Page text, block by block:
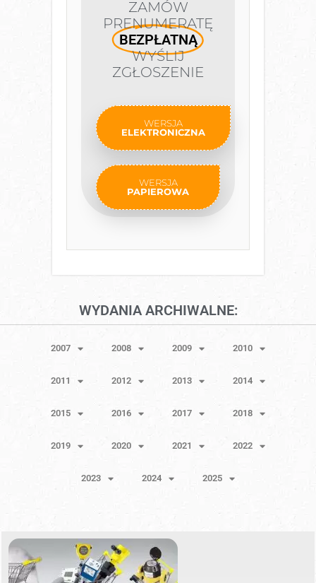
ZAMÓW
PRENUMERATĘ
BEZPŁATNĄ
WYŚLIJ
ZGŁOSZENIE
WERSJA
ELEKTRONICZNA
WERSJA
PAPIEROWA
WYDANIA ARCHIWALNE:
2007 2008 2009 2010
2011 2012 2013 2014
2015 2016 2017 2018
2019 2020 2021 2022
2023 2024 2025